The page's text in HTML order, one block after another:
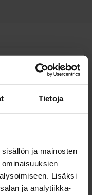
Tietoja
ja mainosten
Lisäksi
ja analytiikka-